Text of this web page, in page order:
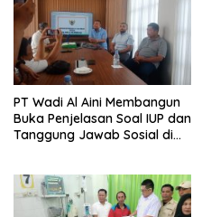
PT Wadi Al Aini Membangun
Buka Penjelasan Soal IUP dan
Tanggung Jawab Sosial di